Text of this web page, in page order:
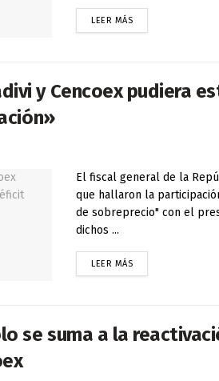
LEER MÁS
y Cencoex pudiera
El fiscal general de la
que hallaron la
de sobreprecio" con el
dichos ...
LEER MÁS
se suma a la